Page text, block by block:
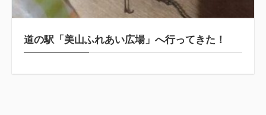
道の駅「美山ふれあい広場」へ行ってきた！